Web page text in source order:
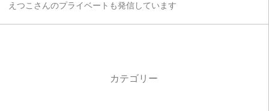
えつこさんのプライベートも発信しています
カテゴリー